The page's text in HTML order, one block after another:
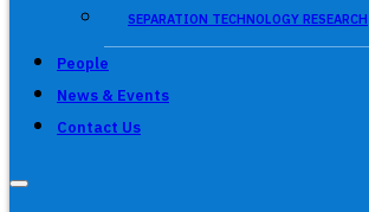
SEPARATION TECHNOLOGY RESEARCH
People
News & Events
Contact Us